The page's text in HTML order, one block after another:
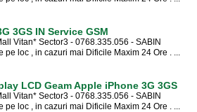
3GS IN Service GSM
Vitan* Sector3 - 0768.335.056 - SABIN
pe loc , in cazuri mai Dificile Maxim 24 Ore . ...
LCD Geam Apple iPhone 3G 3GS
Vitan* Sector3 - 0768.335.056 - SABIN
pe loc , in cazuri mai Dificile Maxim 24 Ore . ...